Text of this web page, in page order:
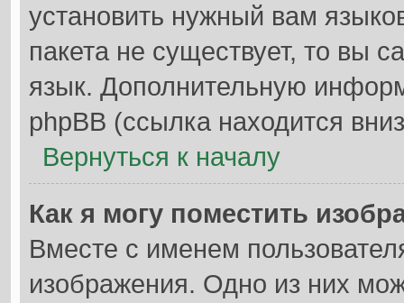
установить нужный вам
пакета не существует, то вы
язык. Дополнительную
phpBB (ссылка находится
Вернуться к началу
Как я могу поместить
Вместе с именем
изображения. Одно из них